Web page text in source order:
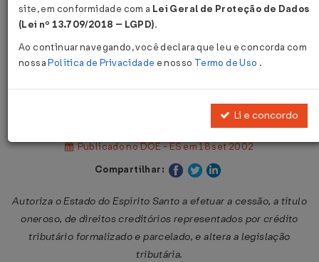
Página Inicial
Legislações
Lei nº 7.307 de 17/09/2002
Publicado no DOE - ES em 18 set 2002
Compartilhar:
Autoriza o Estado do Espírito Santo a efetuar a cessão, a título
oneroso, de direitos creditórios representados por crédito
tributário formalizado e parcelado, e altera a legislação
tributária.
site, em conformidade com a Lei Geral de Proteção de Dados
(Lei nº 13.709/2018 – LGPD).
Ao continuar navegando, você declara que leu e concorda com
nossaPolítica de Privacidade e nosso Termo de Uso .
Li e concordo